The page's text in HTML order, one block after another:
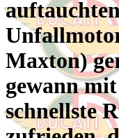
Maxton)
gewann
schnellste